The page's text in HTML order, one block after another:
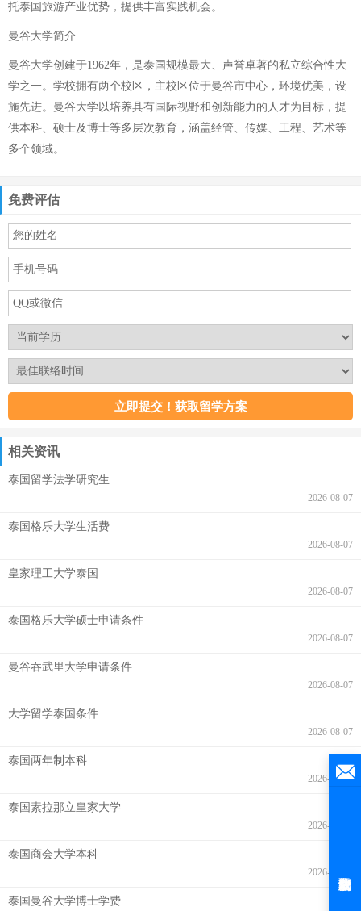
托泰国旅游产业优势，提供丰富实践机会。
曼谷大学简介
曼谷大学创建于1962年，是泰国规模最大、声誉卓著的私立综合性大
学之一。学校拥有两个校区，主校区位于曼谷市中心，环境优美，设
施先进。曼谷大学以培养具有国际视野和创新能力的人才为目标，提
供本科、硕士及博士等多层次教育，涵盖经管、传媒、工程、艺术等
多个领域。
免费评估
相关资讯
泰国留学法学研究生
2026-08-07
泰国格乐大学生活费
2026-08-07
皇家理工大学泰国
2026-08-07
泰国格乐大学硕士申请条件
2026-08-07
曼谷吞武里大学申请条件
2026-08-07
大学留学泰国条件
2026-08-07
泰国两年制本科
2026-08-07
泰国素拉那立皇家大学
2026-08-07
泰国商会大学本科
2026-08-06
泰国曼谷大学博士学费